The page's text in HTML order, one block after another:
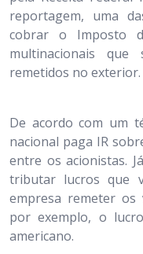
reportagem, uma
cobrar o Imposto
multinacionais
remetidos no exterior.
De acordo com um
nacional paga IR
entre os acionistas.
tributar lucros que
empresa remeter os
por exemplo, o
americano.